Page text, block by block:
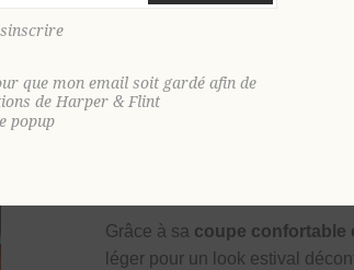
porter, il procure une
Avec sa coupe décontractée
raffinée, idéale pour ceux qui
accompagne aussi bien en
Grâce à sa coupe confortable
léger pour un look estival
que mon email soit gardé afin de
de Harper & Flint
popup